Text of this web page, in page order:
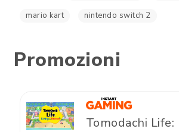
mario kart nintendo switch 2
Promozioni
Tomodachi Life: